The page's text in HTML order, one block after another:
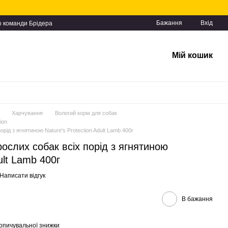
команди Брідера Бажання Вхід
Мій кошик
Харчування
Вологий корм для собак
з ягнятиною Nature's Protection Adult Lamb 400г
собак всіх порід з ягнятиною
Lamb 400г
Написати відгук
В бажання
знижки